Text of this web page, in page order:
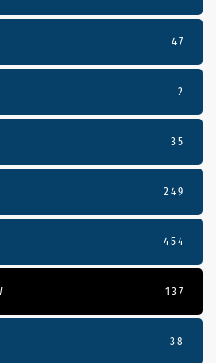
47
2
35
249
454
137
38